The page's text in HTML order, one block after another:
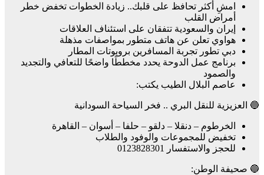
امشِ أكثر تحافظ على قلبك.. زيادة الخطوات تخفض خطر
أمراض القلب
إيران والسعودية تتفقان على استئناف العلاقات
هواوي تعلن عن هاتف متطور بمواصفات مذهلة
دبي تطور تجربة المسافرين بروبوتات المطار
برنامج عمل الدوحة يحدد مخططًا واضحًا للتعافي والتجديد
والصمود
عاصم البلال الطيب يكتب:
🔵 العزيزية للنقل البري .. فخر السياحة السودانية
الخرطوم – دنقلا – دلقو – حلفا – أسوان – القاهرة
تخفيض للمجموعات والوفود والطلاب
للحجز والاستفسار 0123828301
🔵 صحيفة الوطن: